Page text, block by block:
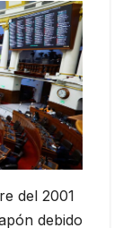
del 2001
debido